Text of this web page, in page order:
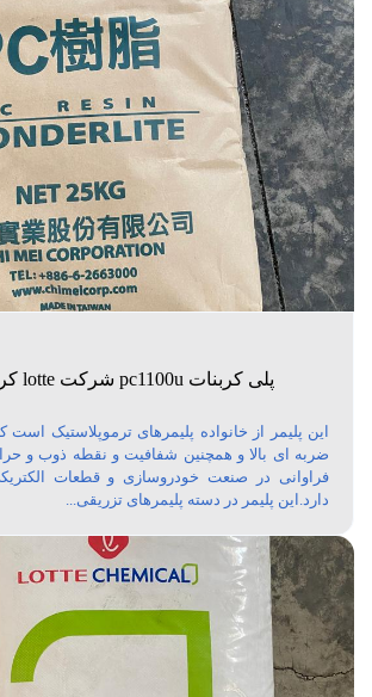
پلی کربنات pc1100u شرکت lotte کره جنوبی
این پلیمر از خانواده پلیمرهای ترموپلاستیک
ضربه ای بالا و همچنین شفافیت و نقطه ذوب و
فراوانی در صنعت خودروسازی و قطعات
دارد.این پلیمر در دسته پلیمرهای تزریقی...